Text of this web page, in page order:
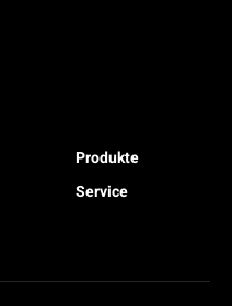
Produkte
Service